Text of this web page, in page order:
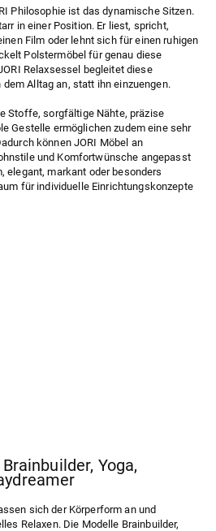
Philosophie ist das dynamische Sitzen.
in einer Position. Er liest, spricht,
Film oder lehnt sich für einen ruhigen
Polstermöbel für genau diese
Relaxsessel begleitet diese
Alltag an, statt ihn einzuengen.
Stoffe, sorgfältige Nähte, präzise
Gestelle ermöglichen zudem eine sehr
können JORI Möbel an
und Komfortwünsche angepasst
elegant, markant oder besonders
für individuelle Einrichtungskonzepte
Yoga,
sich der Körperform an und
Relaxen. Die Modelle Brainbuilder,